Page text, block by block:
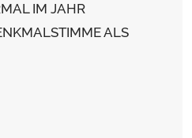
IM JAHR
ALS